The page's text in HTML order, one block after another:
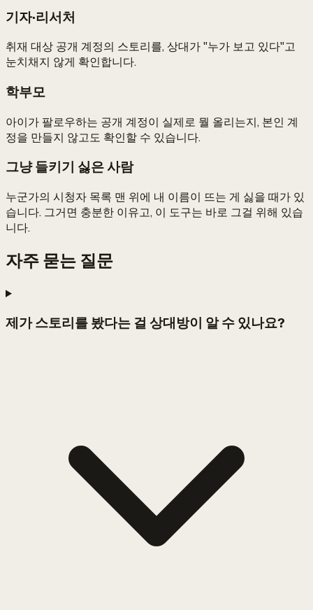
기자·리서처
취재 대상 공개 계정의 스토리를, 상대가 "누가 보고 있다"고
눈치채지 않게 확인합니다.
학부모
아이가 팔로우하는 공개 계정이 실제로 뭘 올리는지, 본인 계
정을 만들지 않고도 확인할 수 있습니다.
그냥 들키기 싫은 사람
누군가의 시청자 목록 맨 위에 내 이름이 뜨는 게 싫을 때가 있
습니다. 그거면 충분한 이유고, 이 도구는 바로 그걸 위해 있습
니다.
자주 묻는 질문
제가 스토리를 봤다는 걸 상대방이 알 수 있나요?